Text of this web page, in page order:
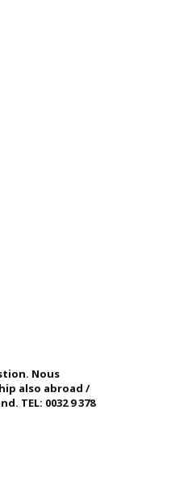
Nous
also abroad /
TEL: 0032 9 378